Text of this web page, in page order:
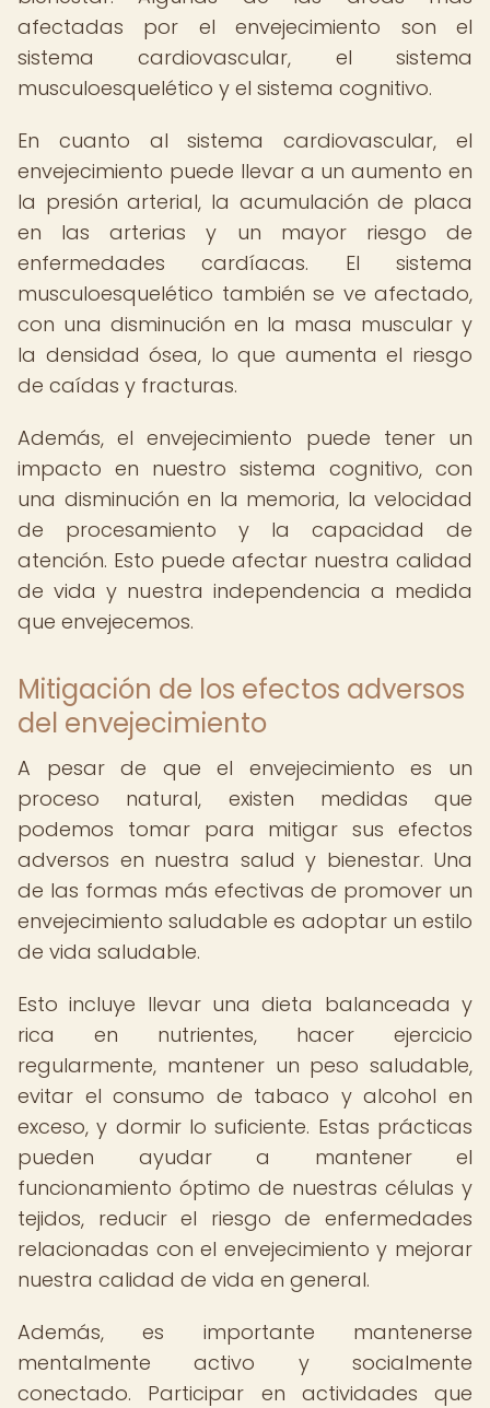
afectadas por el envejecimiento son el
sistema cardiovascular, el sistema
musculoesquelético y el sistema cognitivo.
En cuanto al sistema cardiovascular, el
envejecimiento puede llevar a un aumento en
la presión arterial, la acumulación de placa
en las arterias y un mayor riesgo de
enfermedades cardíacas. El sistema
musculoesquelético también se ve afectado,
con una disminución en la masa muscular y
la densidad ósea, lo que aumenta el riesgo
de caídas y fracturas.
Además, el envejecimiento puede tener un
impacto en nuestro sistema cognitivo, con
una disminución en la memoria, la velocidad
de procesamiento y la capacidad de
atención. Esto puede afectar nuestra calidad
de vida y nuestra independencia a medida
que envejecemos.
Mitigación de los efectos adversos
del envejecimiento
A pesar de que el envejecimiento es un
proceso natural, existen medidas que
podemos tomar para mitigar sus efectos
adversos en nuestra salud y bienestar. Una
de las formas más efectivas de promover un
envejecimiento saludable es adoptar un estilo
de vida saludable.
Esto incluye llevar una dieta balanceada y
rica en nutrientes, hacer ejercicio
regularmente, mantener un peso saludable,
evitar el consumo de tabaco y alcohol en
exceso, y dormir lo suficiente. Estas prácticas
pueden ayudar a mantener el
funcionamiento óptimo de nuestras células y
tejidos, reducir el riesgo de enfermedades
relacionadas con el envejecimiento y mejorar
nuestra calidad de vida en general.
Además, es importante mantenerse
mentalmente activo y socialmente
conectado. Participar en actividades que